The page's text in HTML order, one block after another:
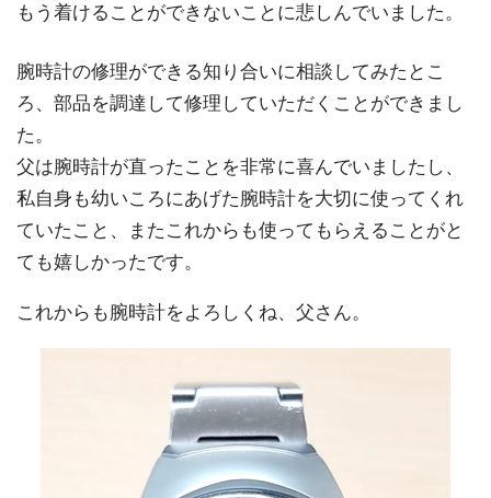
もう着けることができないことに悲しんでいました。
腕時計の修理ができる知り合いに相談してみたとこ
ろ、部品を調達して修理していただくことができまし
た。
父は腕時計が直ったことを非常に喜んでいましたし、
私自身も幼いころにあげた腕時計を大切に使ってくれ
ていたこと、またこれからも使ってもらえることがと
ても嬉しかったです。
これからも腕時計をよろしくね、父さん。